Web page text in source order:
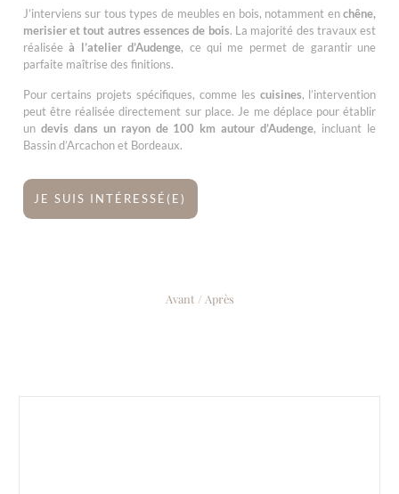
J’interviens sur tous types de meubles en bois, notamment enchêne,
merisier et tout autres essences de bois. La majorité des travaux est
réaliséeà l’atelier d’Audenge, ce qui me permet de garantir une
parfaite maîtrise des finitions.
Pour certains projets spécifiques, comme les cuisines, l’intervention
peut être réalisée directement sur place. Je me déplace pour établir
un devis dans un rayon de 100 km autour d’Audenge, incluant le
Bassin d’Arcachon et Bordeaux.
JE SUIS INTÉRESSÉ(E)
Avant / Après